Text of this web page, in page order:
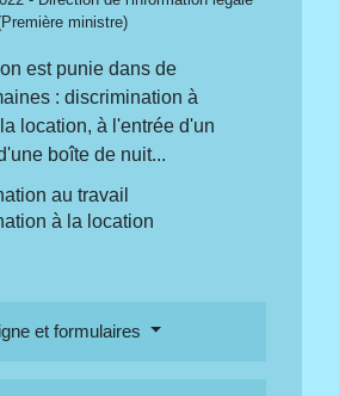
ministre)
est punie dans de
: discrimination à
location, à l'entrée d'un
boîte de nuit...
au travail
à la location
et formulaires